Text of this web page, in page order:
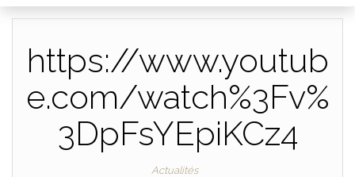
https://www.youtub
e.com/watch%3Fv%
3DpFsYEpiKCz4
Actualités